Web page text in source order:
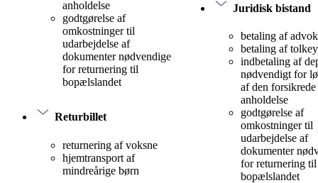
anholdelse
godtgørelse af
omkostninger til
udarbejdelse af
dokumenter nødvendige
for returnering til
bopælslandet
Returbillet
returnering af voksne
hjemtransport af
mindreårige børn
Juridisk bistand
betaling af
betaling af
indbetaling af
nødvendigt for
af den
anholdelse
godtgørelse af
omkostninger til
udarbejdelse af
dokumenter
for returnering til
bopælslandet